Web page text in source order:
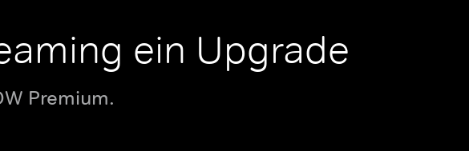
ein Upgrade
Premium.